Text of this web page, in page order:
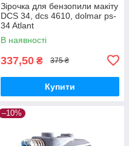
Зірочка для бензопили макіту
DCS 34, dcs 4610, dolmar ps-
34 Atlant
В наявності
337,50 ₴ 375 ₴
Купити
–10%